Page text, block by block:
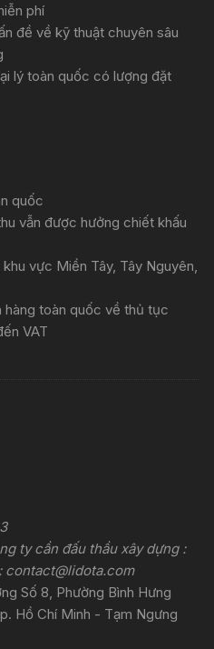
phí
đề về kỹ thuật chuyên sâu
lý toàn quốc có lượng đặt
quốc
vẫn được hưởng chiết khấu
vực Miền Tây, Tây Nguyên,
hàng toàn quốc về thủ tục
VAT
ty cần đấu thầu xây dựng :
contact@lidota.com
Số 8, Phường Bình Hưng
Hồ Chí Minh - Tạm Ngưng